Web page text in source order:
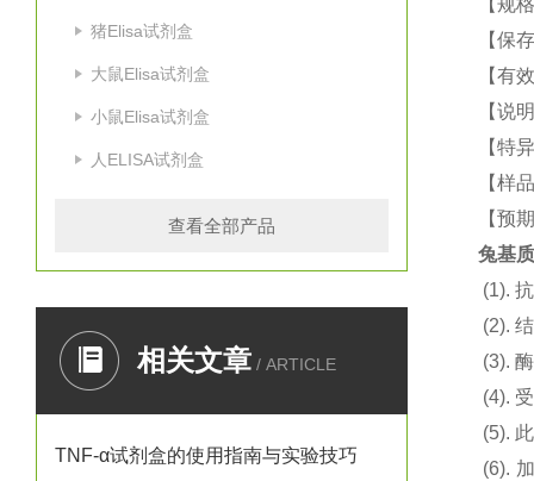
猪Elisa试剂盒
大鼠Elisa试剂盒
小鼠Elisa试剂盒
人ELISA试剂盒
查看全部产品
相关文章 / ARTICLE
TNF-α试剂盒的使用指南与实验技巧
【规
【保
【有
【说
【特
【样
【预
兔基
(1).
(2).
(3).
(4).
(5).
(6).